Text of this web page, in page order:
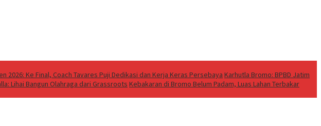
2026: Ke Final, Coach Tavares Puji Dedikasi dan Kerja Keras Persebaya Karhutla Bromo: BPBD Jatim
Lihai Bangun Olahraga dari Grassroots Kebakaran di Bromo Belum Padam, Luas Lahan Terbakar